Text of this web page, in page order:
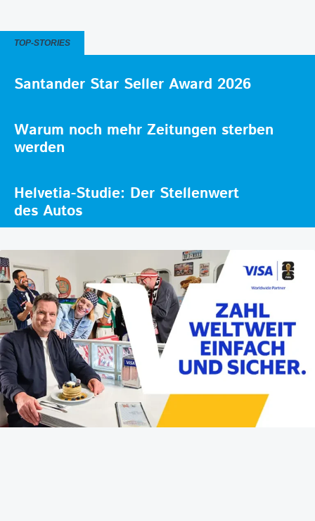
TOP-STORIES
Santander Star Seller Award 2026
Warum noch mehr Zeitungen sterben
werden
Helvetia-Studie: Der Stellenwert
des Autos